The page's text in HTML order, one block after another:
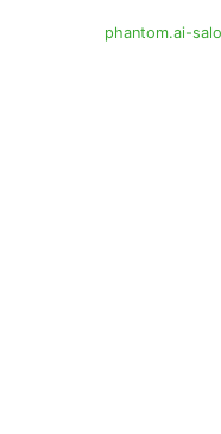
phantom.ai-